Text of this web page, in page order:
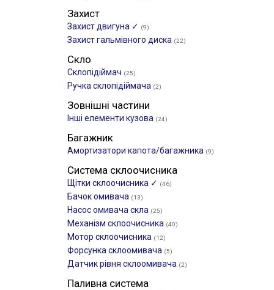
Захист
Захист двигуна ✓ (9)
Захист гальмівного диска (22)
Скло
Склопідіймач (25)
Ручка склопідіймача (2)
Зовнішні частини
Інші елементи кузова (24)
Багажник
Амортизатори капота/багажника (9)
Система склоочисника
Щітки склоочиcника ✓ (46)
Бачок омивача (13)
Насос омивача скла (25)
Механізм склоочисника (40)
Мотор склоочисника (12)
Форсунка склоомивача (5)
Датчик рівня склоомивача (2)
Паливна система